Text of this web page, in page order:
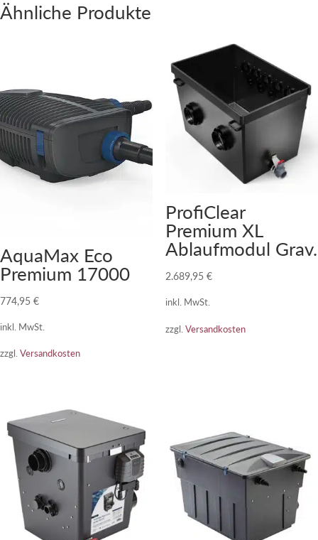
Ähnliche Produkte
AquaMax Eco
Premium 17000
774,95 €
inkl. MwSt.
zzgl. Versandkosten
ProfiClear
Premium XL
Ablaufmodul Grav.
2.689,95 €
inkl. MwSt.
zzgl. Versandkosten